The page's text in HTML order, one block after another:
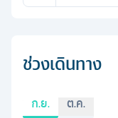
ช่วงเดินทาง
ก.ย. ต.ค.